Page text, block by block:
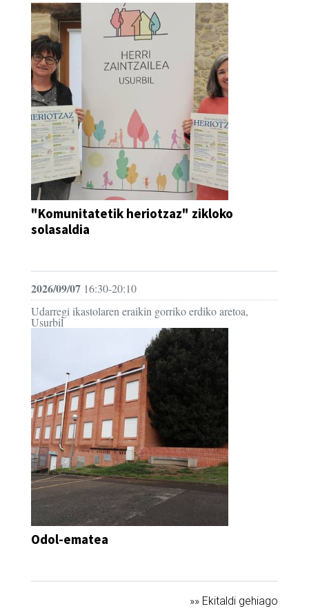
"Komunitatetik heriotzaz" zikloko
solasaldia
2026/09/07 16:30-20:10
Udarregi ikastolaren eraikin gorriko erdiko aretoa,
Usurbil
Odol-ematea
»» Ekitaldi gehiago